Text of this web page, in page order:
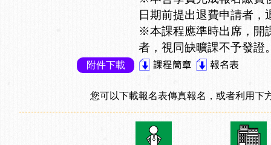
日期前提出退費申請者，
※本課程應準時出席，開
者，視同缺曠課不予發證
附件下載
您可以下載報名表傳真報名，或者利用下